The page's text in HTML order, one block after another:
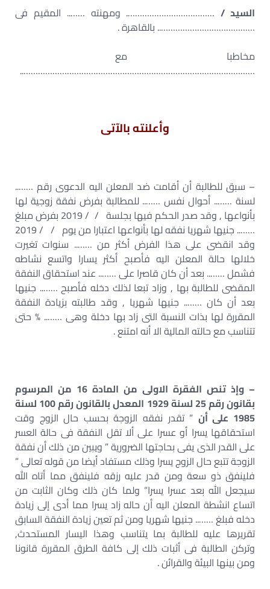
السيد /………………………………. ومهنته …….. المقيم فى
………………………………….. بالقاهرة .
مخاطبا مع
……………………………………………………………………………………..
وأعلنته بالآتى
– سبق للطالبة أن أقامت ضد المعلن اليه الدعوى رقم ……..
لسنة …….. أحوال نفس …….. للمطالبة بفرض نفقة زوجية لها
بأنواعها , وقد صدر الحكم فيها بجلسة / / 2019 بفرض مبلغ
…….. جنيها شهريا نفقه لها بأنواعها اعتبارا من يوم / / 2019
وقد انقضى على هذا الفرض أكثر من …….. سنوات تغيرت
خلالها حالة المعلن اليه فأصبح أكثر يسارا واتسع نشاطه
فشمل …….. بعد أن كان قاصرا على …….. عند استحقاق النفقة
المقضى للطالبة بها , وزاد تبعا لذلك دخله فأصبح …….. جنيها
بعد أن كان …….. جنيها شهريا , وقد طالبته بزيادة النفقة
المقررة لها بذات النسبة التى زاد بها دخلة وهى …….. % حتى
تتناسب مع حالته المالية الا أنه امتنع .
– وإذ تنص الفقرة الاولى من المادة 16 من المرسوم
بقانون رقم 25 لسنة 1929 المعدل بالقانون رقم 100 لسنة
1985 على أن
” تقدر نفقه الزوجة بحسب حال الزوج وقت
استحقاقها يسرا أو عسرا على ألا تقل النفقة فى حالة العسر
على القدر الذى يفى بحاجتها الضرورية ” ويبين من ذلك أن نفقة
الزوجة تتبع حال الزوج يسرا وذلك مستفاد أيضا من قوله تعالى ”
فلينفق ذو سعة ومن قدر عليه رزقه فلينفق مما أتاه الله
سيجعل الله بعد عسرا يسرا” ولما كان ذلك وكان الثابت من
اتساع انشطة المعلن اليه أن حاله زاد يسرا مما أدى إلى زيادة
دخله فبلغ …….. جنيها شهريا ومن ثم تعين زيادة النفقة السابق
تقريرها عليه للطالبة بما يتناسب وهذا اليسار المستحدث,
وتركن الطالبة فى أثبات ذلك إلى كافة الطرق المقررة قانونا
ومن بينها البيئة والقرائن .